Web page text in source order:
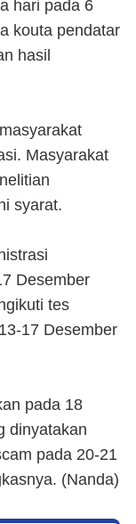
hari pada 6
kouta pendatar
hasil
Masyarakat
syarat.
Desember
tes
17 Desember
pada 18
dinyatakan
pada 20-21
(Nanda)